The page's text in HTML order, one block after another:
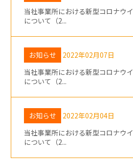
当社事業所における新型コロナウ
について（2...
お知らせ
2022年02月07日
当社事業所における新型コロナウ
について（2...
お知らせ
2022年02月04日
当社事業所における新型コロナウ
について（2...